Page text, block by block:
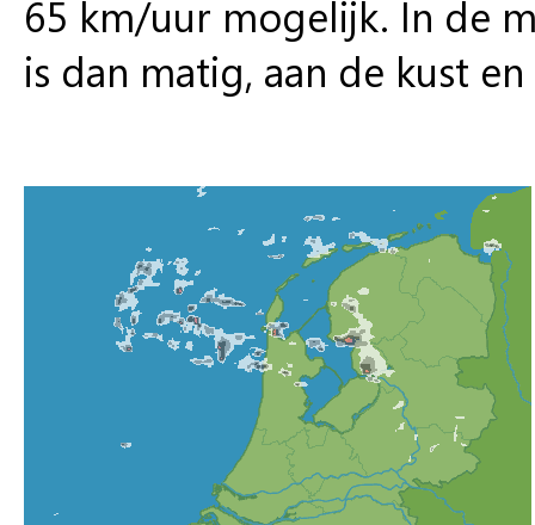
65 km/uur mogelijk. In de
is dan matig, aan de kust